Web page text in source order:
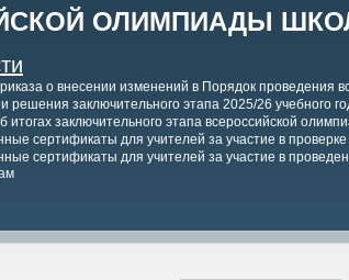
ОЛИМПИАДЫ
о внесении изменений в Порядок проведения
решения заключительного этапа 2025/26 учебного
итогах заключительного этапа всероссийской
сертификаты для учителей за участие в
сертификаты для учителей за участие в